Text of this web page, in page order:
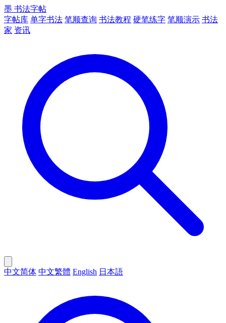
墨 书法字帖
字帖库 单字书法 笔顺查询 书法教程 硬笔练字 笔顺演示 书法
家 资讯
中文简体 中文繁體 English 日本語